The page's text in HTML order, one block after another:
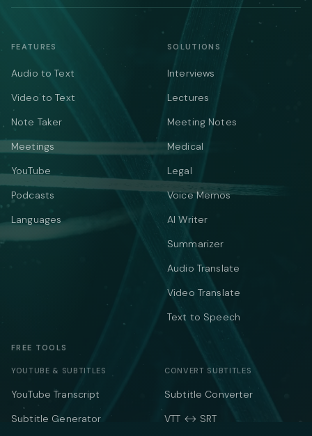
FEATURES
Audio to Text
Video to Text
Note Taker
Meetings
YouTube
Podcasts
Languages
SOLUTIONS
Interviews
Lectures
Meeting Notes
Medical
Legal
Voice Memos
AI Writer
Summarizer
Audio Translate
Video Translate
Text to Speech
FREE TOOLS
YOUTUBE & SUBTITLES
YouTube Transcript
Subtitle Generator
CONVERT SUBTITLES
Subtitle Converter
VTT ↔ SRT